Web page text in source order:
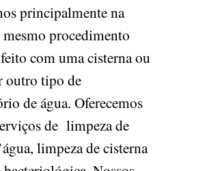
principalmente na
procedimento
com uma cisterna ou
outro tipo de
de água. Oferecemos
de limpeza de
limpeza de cisterna